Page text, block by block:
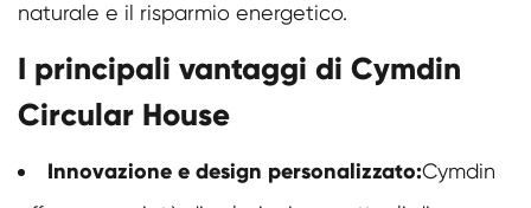
naturale e il risparmio energetico.
I principali vantaggi di Cymdin
Circular House
Innovazione e design personalizzato:Cymdin